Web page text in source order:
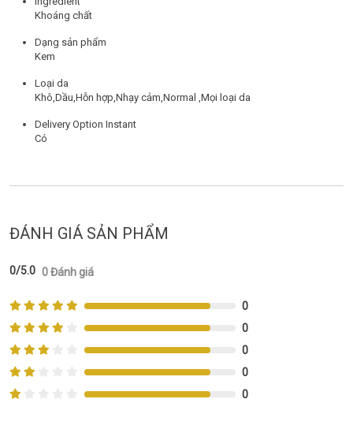
Khoáng chất
Dạng sản phẩm
Kem
Loại da
Khô,Dầu,Hỗn hợp,Nhạy cảm,Normal ,Mọi loại da
Delivery Option Instant
Có
ĐÁNH GIÁ SẢN PHẨM
0/5.0 0 Đánh giá
0
0
0
0
0